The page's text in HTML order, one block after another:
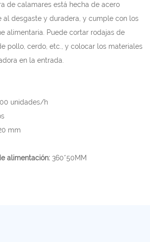
de calamares está hecha de acero
al desgaste y duradera, y cumple con los
alimentaria. Puede cortar rodajas de
pollo, cerdo, etc., y colocar los materiales
en la entrada.
unidades/h
mm
alimentación: 360*50MM